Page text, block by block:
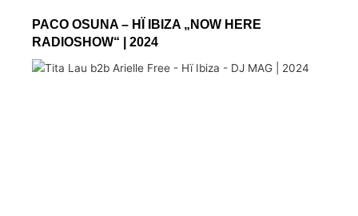
PACO OSUNA – HÏ IBIZA „NOW HERE
RADIOSHOW“ | 2024